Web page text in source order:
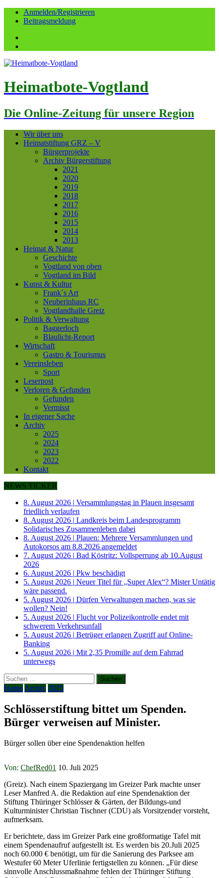
Anmelden/Registrieren
Beitragsmeldung
Heimatbote-Vogtland
Die Online-Zeitung für unsere Region
Wir über uns
Heimatstiftung GRZ – V
Bürgerprojekte
Archiv Bürgerstiftung
2021
2020
2019
2018
2017
2016
2015
2014
2013
Heimat & Natur
Geschichte
Vogtland von oben
Vogtland im Bild
Kunst & Kultur
Frank´s Art
Neuberinhaus RC
Vogtlandhalle Greiz
Politik & Verwaltung
Baggerloch
Blaulicht-Report
Wirtschaft
Gastro & Tourismus
Vereinsleben
Sport
Leserpost
Verloren & Gefunden
Gefunden
Vermisst
In eigener Sache
Archiv
2025
2024
2023
2022
Kontakt
NEWS TICKER
8. August 2026 | Versammlungstag in Plauen insgesamt
friedlich verlaufen
8. August 2026 | Landkreis beim Landesprogramm
Solidarisches Zusammenleben dabei
8. August 2026 | Plauen: Mehrere Versammlungen und
Autokorsos am 8.8.2026 angemeldet
7. August 2026 | Bad Köstritz: Vollsperrung ab 10.August
2026
6. August 2026 | Pkw beschädigt
5. August 2026 | Neuer Titel für „Super Alex“? Mister Untätig
wäre passend.
5. August 2026 | Dürfen Verwaltungen machen, was sie
wollen? Nein!
5. August 2026 | Flucht vor Polizeikontrolle endet mit
schwerem Verkehrsunfall
5. August 2026 | Betrüger erlangen Zugriff auf Online-
Banking
5. August 2026 | Mit 2,35 Promille auf dem Fahrrad
unterwegs
Suchen
nach:
Home Archiv 2025
Schlösserstiftung bittet um Spenden.
Bürger verweisen auf Minister.
Bürger sollen über eine Spendenaktion helfen
Von: ChefRed01 10. Juli 2025
(Greiz). Nach einem Spaziergang im Greizer Park machte unser
Leser Manfred A. die Redaktion auf eine Spendenaktion der
Stiftung Thüringer Schlösser & Gärten, der Bildungs-und
Kulturminister Christian Tischner (CDU) als Vorsitzender vorsteht,
aufmerksam.
Er berichtete, dass im Greizer Park eine großformatige Tafel mit
einem Spendenaufruf aufgestellt ist. Es werden bis 20.Juli 2025
noch 60.000 € benötigt, um für die Sanierung des Parksee am
Westufer 60 Meter Uferlinie fertigstellen zu können. „Für diese
sinnvolle Anschlussmaßnahme fehlen der Thüringer Stiftung